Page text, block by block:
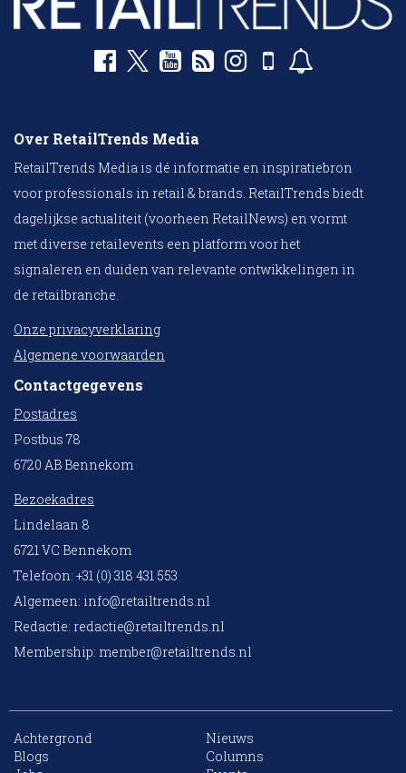
Over RetailTrends Media
RetailTrends Media is dé informatie en inspiratiebron
voor professionals in retail & brands. RetailTrends biedt
dagelijkse actualiteit (voorheen RetailNews) en vormt
met diverse retailevents een platform voor het
signaleren en duiden van relevante ontwikkelingen in
de retailbranche.
Onze privacyverklaring
Algemene voorwaarden
Contactgegevens
Postadres
Postbus 78
6720 AB Bennekom
Bezoekadres
Lindelaan 8
6721 VC Bennekom
Telefoon: +31 (0) 318 431 553
Algemeen: info@retailtrends.nl
Redactie: redactie@retailtrends.nl
Membership: member@retailtrends.nl
Achtergrond
Nieuws
Blogs
Columns
10 collega’s